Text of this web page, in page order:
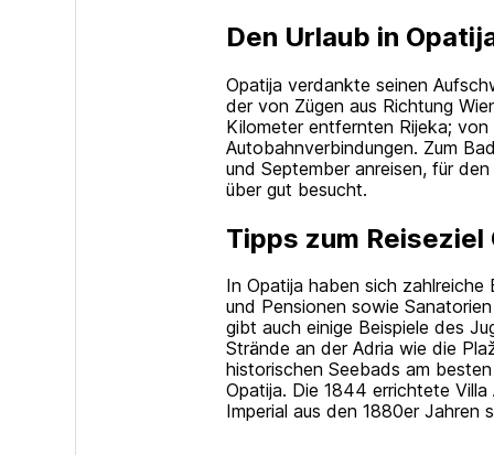
Den Urlaub in
Opatija verdankte seinen
der von Zügen aus Richtung
Kilometer entfernten Rijeka;
Autobahnverbindungen. Zum
und September anreisen, für
über gut besucht.
Tipps zum Reiseziel
In Opatija haben sich zahlreiche
und Pensionen sowie
gibt auch einige Beispiele des
Strände an der Adria wie die
historischen Seebads am
Opatija. Die 1844 errichtete
Imperial aus den 1880er